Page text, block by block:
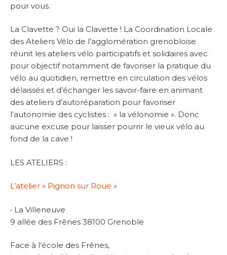
pour vous.
La Clavette ? Oui la Clavette ! La Coordination Locale
des Ateliers Vélo de l’agglomération grenobloise
réunit les ateliers vélo participatifs et solidaires avec
pour objectif notamment de favoriser la pratique du
vélo au quotidien, remettre en circulation des vélos
délaissés et d’échanger les savoir-faire en animant
des ateliers d’autoréparation pour favoriser
l’autonomie des cyclistes : « la vélonomie ». Donc
aucune excuse pour laisser pourrir le vieux vélo au
fond de la cave !
LES ATELIERS :
L’atelier « Pignon sur Roue »
• La Villeneuve
9 allée des Frênes 38100 Grenoble
Face à l’école des Frênes,